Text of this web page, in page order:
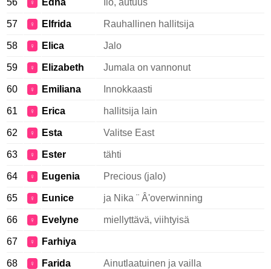
56 ♀ Edna Ilo, autuus
57 ♀ Elfrida Rauhallinen hallitsija
58 ♀ Elica Jalo
59 ♀ Elizabeth Jumala on vannonut
60 ♀ Emiliana Innokkaasti
61 ♀ Erica hallitsija lain
62 ♀ Esta Valitse East
63 ♀ Ester tähti
64 ♀ Eugenia Precious (jalo)
65 ♀ Eunice ja Nika ¨ Â'overwinning
66 ♀ Evelyne miellyttävä, viihtyisä
67 ♀ Farhiya
68 ♀ Farida Ainutlaatuinen ja vailla